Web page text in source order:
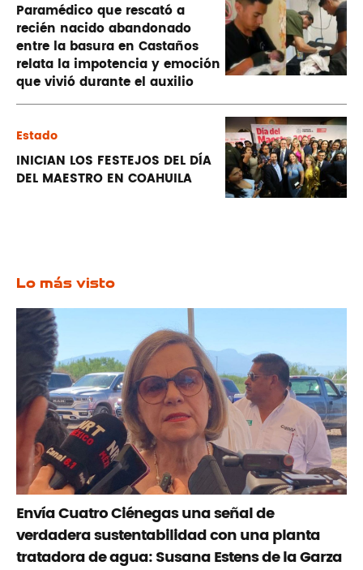
Paramédico que rescató a
recién nacido abandonado
entre la basura en Castaños
relata la impotencia y emoción
que vivió durante el auxilio
Estado
INICIAN LOS FESTEJOS DEL DÍA
DEL MAESTRO EN COAHUILA
Lo más visto
Envía Cuatro Ciénegas una señal de
verdadera sustentabilidad con una planta
tratadora de agua: Susana Estens de la Garza